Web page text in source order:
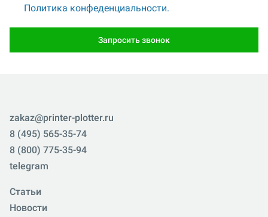
Политика конфеденциальности.
Запросить звонок
zakaz@printer-plotter.ru
8 (495) 565-35-74
8 (800) 775-35-94
telegram
Статьи
Новости